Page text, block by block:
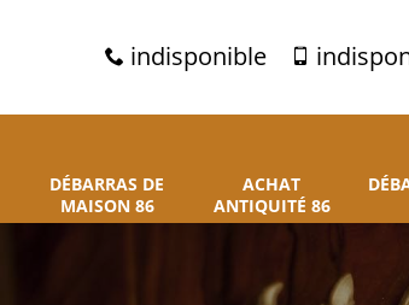
indisponible
DÉBARRAS DE
MAISON 86
ACHAT
ANTIQUITÉ 86